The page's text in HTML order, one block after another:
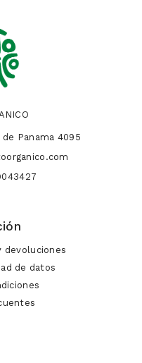
Panama 4095
devoluciones
de datos